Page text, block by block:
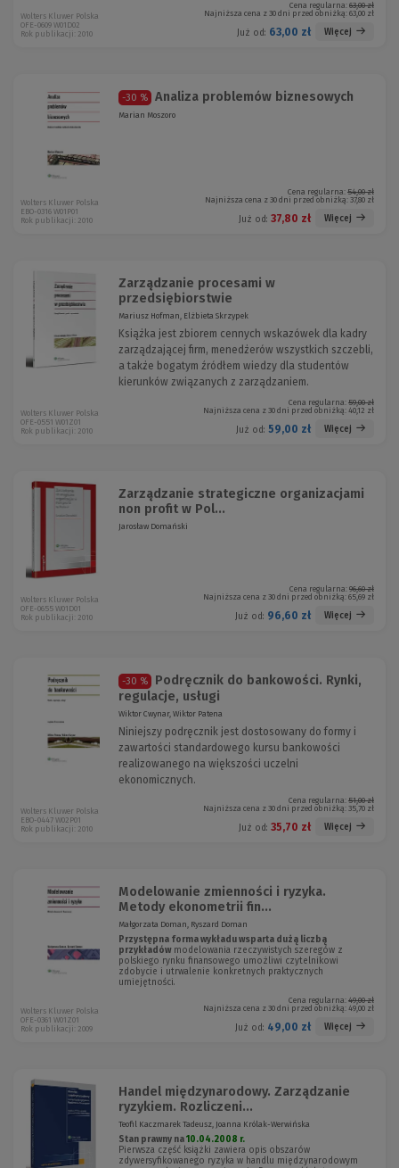
Cena regularna: 63,00 zł
Najniższa cena z 30 dni przed obniżką: 63,00 zł
Już od: 63,00 zł Więcej
Wolters Kluwer Polska
OFE-0609 W01D02
Rok publikacji: 2010
-30 % Analiza problemów biznesowych
Marian Moszoro
Cena regularna: 54,00 zł
Najniższa cena z 30 dni przed obniżką: 37,80 zł
Już od: 37,80 zł Więcej
Wolters Kluwer Polska
EBO-0316 W01P01
Rok publikacji: 2010
Zarządzanie procesami w
przedsiębiorstwie
Mariusz Hofman, Elżbieta Skrzypek
Książka jest zbiorem cennych wskazówek dla kadry
zarządzającej firm, menedżerów wszystkich szczebli,
a także bogatym źródłem wiedzy dla studentów
kierunków związanych z zarządzaniem.
Cena regularna: 59,00 zł
Najniższa cena z 30 dni przed obniżką: 40,12 zł
Już od: 59,00 zł Więcej
Wolters Kluwer Polska
OFE-0551 W01Z01
Rok publikacji: 2010
Zarządzanie strategiczne organizacjami
non profit w Pol...
Jarosław Domański
Cena regularna: 96,60 zł
Najniższa cena z 30 dni przed obniżką: 65,69 zł
Już od: 96,60 zł Więcej
Wolters Kluwer Polska
OFE-0655 W01D01
Rok publikacji: 2010
-30 %
Podręcznik do bankowości. Rynki,
regulacje, usługi
Wiktor Cwynar, Wiktor Patena
Niniejszy podręcznik jest dostosowany do formy i
zawartości standardowego kursu bankowości
realizowanego na większości uczelni
ekonomicznych.
Cena regularna: 51,00 zł
Najniższa cena z 30 dni przed obniżką: 35,70 zł
Już od: 35,70 zł Więcej
Wolters Kluwer Polska
EBO-0447 W02P01
Rok publikacji: 2010
Modelowanie zmienności i ryzyka.
Metody ekonometrii fin...
Małgorzata Doman, Ryszard Doman
Przystępna forma wykładu wsparta dużą liczbą
przykładówmodelowania rzeczywistych szeregów z
polskiego rynku finansowego umożliwi czytelnikowi
zdobycie i utrwalenie konkretnych praktycznych
umiejętności.
Cena regularna: 49,00 zł
Najniższa cena z 30 dni przed obniżką: 49,00 zł
Już od: 49,00 zł Więcej
Wolters Kluwer Polska
OFE-0361 W01Z01
Rok publikacji: 2009
Handel międzynarodowy. Zarządzanie
ryzykiem. Rozliczeni...
Teofil Kaczmarek Tadeusz, Joanna Królak-Werwińska
Stan prawny na10.04.2008 r.
Pierwsza część książki zawiera opis obszarów
zdywersyfikowanego ryzyka w handlu międzynarodowym